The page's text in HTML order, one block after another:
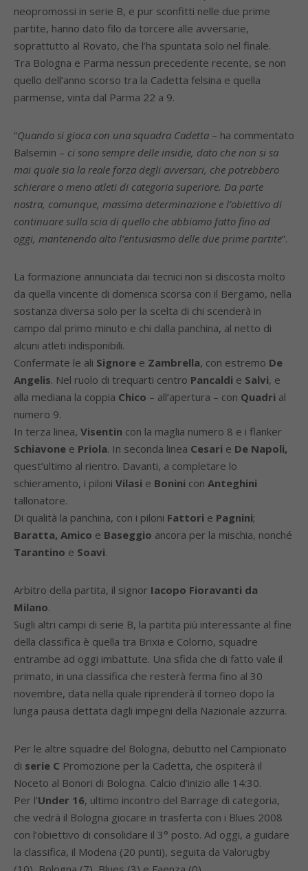
neopromossi in serie B, e pur sconfitti nelle due prime
partite, hanno dato filo da torcere alle avversarie,
soprattutto al Rovato, che l’ha spuntata solo nel finale.
Tra Bologna e Parma nessun precedente recente, se non
quello dell’anno scorso tra la Cadetta felsina e quella
parmense, vinta dal Parma 22 a 9.
“Quando si gioca con una squadra Cadetta – ha commentato
Balsemin – ci sono sempre delle insidie, dato che non si sa
mai quale sia la reale forza degli avversari, che potrebbero
schierare o meno atleti di categoria superiore. Da parte
nostra, comunque, massima determinazione e l’obiettivo di
continuare sulla scia di quello che abbiamo fatto fino ad
oggi, mantenendo alto l’entusiasmo delle due prime partite”.
La formazione annunciata dai tecnici non si discosta molto
da quella vincente di domenica scorsa con il Bergamo, nella
sostanza diversa solo per la scelta di chi scenderà in
campo dal primo minuto e chi dalla panchina, al netto di
alcuni atleti indisponibili.
Confermate le ali Signore e Zambrella, con estremo De
Angelis. Nel ruolo di trequarti centro Pancaldi e Salvi, e
alla mediana la coppia Chico – all’apertura – con Quadri al
numero 9.
In terza linea, Visentin con la maglia numero 8 e i flanker
Schiavone e Priola. In seconda linea Cesari e De Napoli,
quest’ultimo al rientro. Davanti, a completare lo
schieramento, i piloni Vilasi e Bonini con Anteghini
tallonatore.
Di qualità la panchina, con i piloni Fattori e Pagnini;
Baratta, Amico e Baseggio ancora per la mischia, nonché
Tarantino e Soavi.
Arbitro della partita, il signor Iacopo Fioravanti da
Milano.
Sugli altri campi di serie B, la partita più interessante al fine
della classifica è quella tra Brixia e Colorno, squadre
entrambe ad oggi imbattute. Una sfida che di fatto vale il
primato, in una classifica che resterà ferma fino al 30
novembre, data nella quale riprenderà il torneo dopo la
lunga pausa dettata dagli impegni della Nazionale azzurra.
Per le altre squadre del Bologna, debutto nel Campionato
di serie C Promozione per la Cadetta, che ospiterà il
Noceto al Bonori di Bologna. Calcio d’inizio alle 14:30.
Per l’Under 16, ultimo incontro del Barrage di categoria,
che vedrà il Bologna giocare in trasferta con i Blues 2008
con l’obiettivo di consolidare il 3° posto. Ad oggi, a guidare
la classifica, il Modena (20 punti), seguita da Valorugby